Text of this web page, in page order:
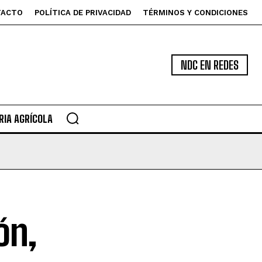
POLÍTICA DE PRIVACIDAD TÉRMINOS Y CONDICIONES
NDC EN REDES
AGRÍCOLA